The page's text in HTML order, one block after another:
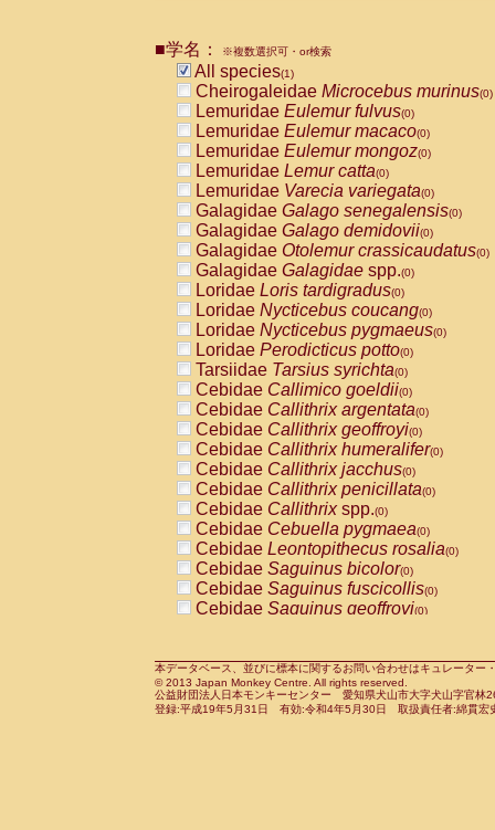
CebidaeCebus nigrivittatus
CebidaeCebus
CebidaeSaimiri boliviensis(0)
CebidaeSaimiri sciureus(0)
AtelidaeAlouatta caraya(0)
AtelidaeAlouatta fusca(0)
AtelidaeAlouatta seniculus
AtelidaeAlouattaspp.(0)
AtelidaeAteles belzebuth(0)
AtelidaeAteles geoffroyi(0)
AtelidaeAteles paniscus(0)
AtelidaeAtelesspp.(0)
Atelidae Lagothrix lagothricha
AtelidaeLagothrix lagothricha cana
PitheciidaeCacajao calvus
PitheciidaeCallicebus cupreus
PitheciidaeCallicebus donacophilus
PitheciidaeCallicebus moloch
PitheciidaeCallicebus torquatus
PitheciidaeCallicebusspp.(0)
PitheciidaeChiropotes satanas(0)
PitheciidaePithecia monachus
PitheciidaePithecia pithecia(0)
CercopithecidaeCercocebus agilis
CercopithecidaeCercocebus
CercopithecidaeCercocebus
CercopithecidaeCercocebus
CercopithecidaeCercocebus
CercopithecidaeCercocebushybrid
CercopithecidaePapio anubis(0)
CercopithecidaePapio cynocephalus
CercopithecidaePapio hamadryas(0)
■学名： ※複数選択可・or検索
All species(1)
Cheirogaleidae Microcebus murinus(0)
Lemuridae Eulemur fulvus(0)
Lemuridae Eulemur macaco(0)
Lemuridae Eulemur mongoz(0)
Lemuridae Lemur catta(0)
Lemuridae Varecia variegata(0)
Galagidae Galago senegalensis(0)
Galagidae Galago demidovii(0)
Galagidae Otolemur crassicaudatus(0)
Galagidae Galagidae spp.(0)
Loridae Loris tardigradus(0)
Loridae Nycticebus coucang(0)
Loridae Nycticebus pygmaeus(0)
Loridae Perodicticus potto(0)
Tarsiidae Tarsius syrichta(0)
Cebidae Callimico goeldii(0)
Cebidae Callithrix argentata(0)
Cebidae Callithrix geoffroyi(0)
Cebidae Callithrix humeralifer(0)
Cebidae Callithrix jacchus(0)
Cebidae Callithrix penicillata(0)
Cebidae Callithrixspp.(0)
Cebidae Cebuella pygmaea(0)
Cebidae Leontopithecus rosalia(0)
Cebidae Saguinus bicolor(0)
Cebidae Saguinus fuscicollis(0)
Cebidae Saguinus geoffroyi(0)
CebidaeSaguinus leucopus(0)
CebidaeSaguinus midas(0)
Cebidae Saguinus mystax(0)
本データベース、並びに標本に関するお問い合わせはキュレータ
© 2013 Japan Monkey Centre. All rights reserved.
公益財団法人日本モンキーセンター 愛知県犬山市大字犬山字官
登録:平成19年5月31日 有効:令和4年5月30日 取扱責任者:綿貫宏